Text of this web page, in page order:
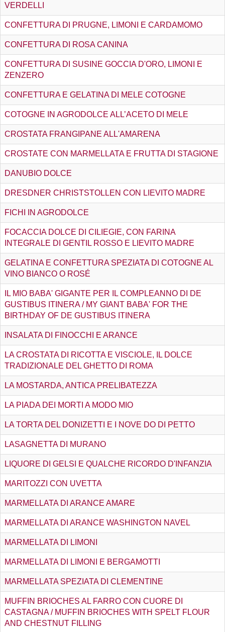
VERDELLI
CONFETTURA DI PRUGNE, LIMONI E CARDAMOMO
CONFETTURA DI ROSA CANINA
CONFETTURA DI SUSINE GOCCIA D'ORO, LIMONI E
ZENZERO
CONFETTURA E GELATINA DI MELE COTOGNE
COTOGNE IN AGRODOLCE ALL’ACETO DI MELE
CROSTATA FRANGIPANE ALL'AMARENA
CROSTATE CON MARMELLATA E FRUTTA DI STAGIONE
DANUBIO DOLCE
DRESDNER CHRISTSTOLLEN CON LIEVITO MADRE
FICHI IN AGRODOLCE
FOCACCIA DOLCE DI CILIEGIE, CON FARINA
INTEGRALE DI GENTIL ROSSO E LIEVITO MADRE
GELATINA E CONFETTURA SPEZIATA DI COTOGNE AL
VINO BIANCO O ROSÉ
IL MIO BABA' GIGANTE PER IL COMPLEANNO DI DE
GUSTIBUS ITINERA / MY GIANT BABA' FOR THE
BIRTHDAY OF DE GUSTIBUS ITINERA
INSALATA DI FINOCCHI E ARANCE
LA CROSTATA DI RICOTTA E VISCIOLE, IL DOLCE
TRADIZIONALE DEL GHETTO DI ROMA
LA MOSTARDA, ANTICA PRELIBATEZZA
LA PIADA DEI MORTI A MODO MIO
LA TORTA DEL DONIZETTI E I NOVE DO DI PETTO
LASAGNETTA DI MURANO
LIQUORE DI GELSI E QUALCHE RICORDO D'INFANZIA
MARITOZZI CON UVETTA
MARMELLATA DI ARANCE AMARE
MARMELLATA DI ARANCE WASHINGTON NAVEL
MARMELLATA DI LIMONI
MARMELLATA DI LIMONI E BERGAMOTTI
MARMELLATA SPEZIATA DI CLEMENTINE
MUFFIN BRIOCHES AL FARRO CON CUORE DI
CASTAGNA / MUFFIN BRIOCHES WITH SPELT FLOUR
AND CHESTNUT FILLING